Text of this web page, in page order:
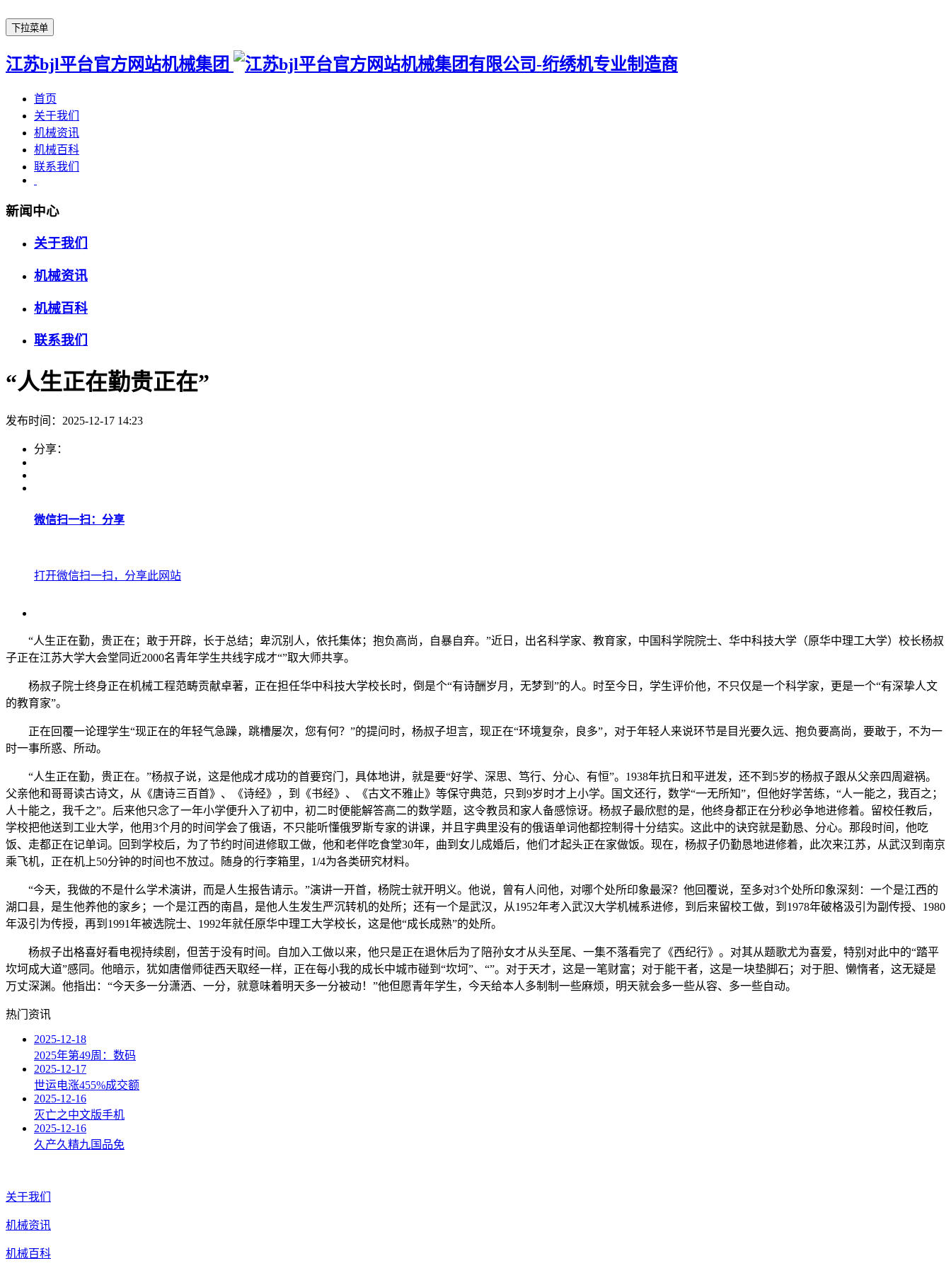
下拉菜单
江苏bjl平台官方网站机械集团
首页
关于我们
机械资讯
机械百科
联系我们
新闻中心
关于我们
机械资讯
机械百科
联系我们
“人生正在勤贵正在”
发布时间：2025-12-17 14:23
分享：
微信扫一扫：分享
打开微信扫一扫，分享此网站
“人生正在勤，贵正在；敢于开辟，长于总结；卑沉别人，依托集体；抱负高尚，自暴自弃。”近日，出名科学家、教育家，中国科学院院士、华中科技大学（原华中理工大学）校长杨叔
子正在江苏大学大会堂同近2000名青年学生共线字成才“”取大师共享。
杨叔子院士终身正在机械工程范畴贡献卓著，正在担任华中科技大学校长时，倒是个“有诗酬岁月，无梦到”的人。时至今日，学生评价他，不只仅是一个科学家，更是一个“有深挚人文
的教育家”。
正在回覆一论理学生“现正在的年轻气急躁，跳槽屡次，您有何？”的提问时，杨叔子坦言，现正在“环境复杂，良多”，对于年轻人来说环节是目光要久远、抱负要高尚，要敢于，不为一
时一事所惑、所动。
“人生正在勤，贵正在。”杨叔子说，这是他成才成功的首要窍门，具体地讲，就是要“好学、深思、笃行、分心、有恒”。1938年抗日和平迸发，还不到5岁的杨叔子跟从父亲四周避祸。
父亲他和哥哥读古诗文，从《唐诗三百首》、《诗经》，到《书经》、《古文不雅止》等保守典范，只到9岁时才上小学。国文还行，数学“一无所知”，但他好学苦练，“人一能之，我百之；
人十能之，我千之”。后来他只念了一年小学便升入了初中，初二时便能解答高二的数学题，这令教员和家人备感惊讶。杨叔子最欣慰的是，他终身都正在分秒必争地进修着。留校任教后，
学校把他送到工业大学，他用3个月的时间学会了俄语，不只能听懂俄罗斯专家的讲课，并且字典里没有的俄语单词他都控制得十分结实。这此中的诀窍就是勤恳、分心。那段时间，他吃
饭、走都正在记单词。回到学校后，为了节约时间进修取工做，他和老伴吃食堂30年，曲到女儿成婚后，他们才起头正在家做饭。现在，杨叔子仍勤恳地进修着，此次来江苏，从武汉到南京
乘飞机，正在机上50分钟的时间也不放过。随身的行李箱里，1/4为各类研究材料。
“今天，我做的不是什么学术演讲，而是人生报告请示。”演讲一开首，杨院士就开明义。他说，曾有人问他，对哪个处所印象最深？他回覆说，至多对3个处所印象深刻：一个是江西的
湖口县，是生他养他的家乡；一个是江西的南昌，是他人生发生严沉转机的处所；还有一个是武汉，从1952年考入武汉大学机械系进修，到后来留校工做，到1978年破格汲引为副传授、1980
年汲引为传授，再到1991年被选院士、1992年就任原华中理工大学校长，这是他“成长成熟”的处所。
杨叔子出格喜好看电视持续剧，但苦于没有时间。自加入工做以来，他只是正在退休后为了陪孙女才从头至尾、一集不落看完了《西纪行》。对其从题歌尤为喜爱，特别对此中的“踏平
坎坷成大道”感同。他暗示，犹如唐僧师徒西天取经一样，正在每小我的成长中城市碰到“坎坷”、“”。对于天才，这是一笔财富；对于能干者，这是一块垫脚石；对于胆、懒惰者，这无疑是
万丈深渊。他指出：“今天多一分潇洒、一分，就意味着明天多一分被动！”他但愿青年学生，今天给本人多制制一些麻烦，明天就会多一些从容、多一些自动。
热门资讯
2025-12-18
2025年第49周：数码
2025-12-17
世运电涨455%成交额
2025-12-16
灭亡之中文版手机
2025-12-16
久产久精九国品免
关于我们
机械资讯
机械百科